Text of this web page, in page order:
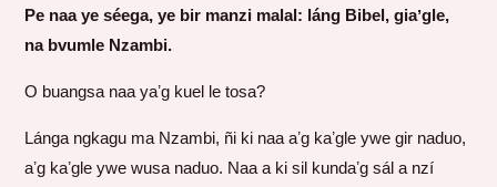
Pe naa ye séega, ye bir manzi malal: láng Bibel, giaʼgle,
na bvumle Nzambi.
O buangsa naa yaʼg kuel le tosa?
Lánga ngkagu ma Nzambi, ñi ki naa aʼg kaʼgle ywe gir naduo,
aʼg kaʼgle ywe wusa naduo. Naa a ki sil kundaʼg sál a nzí